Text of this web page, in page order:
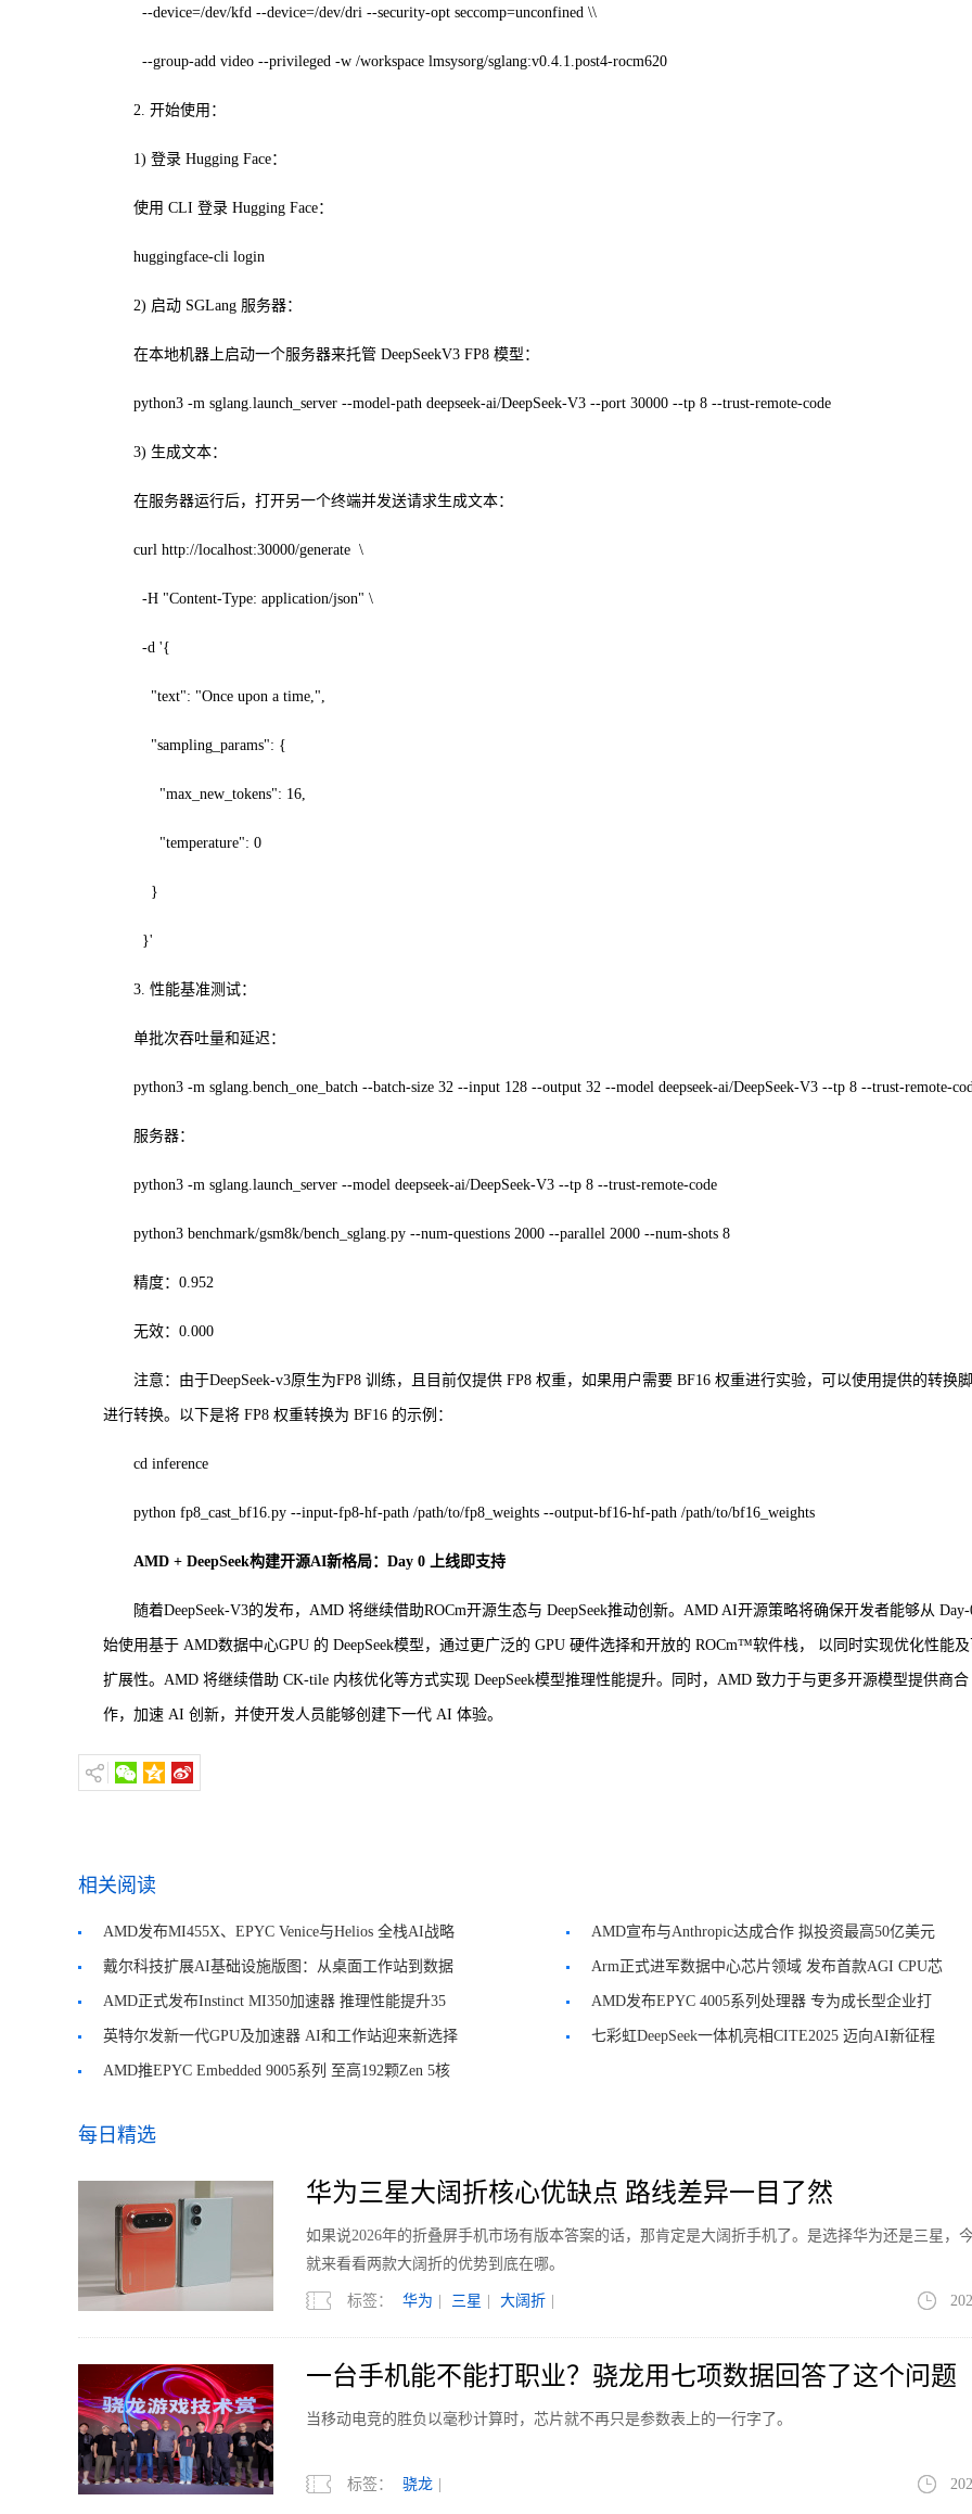
--device=/dev/kfd --device=/dev/dri --security-opt seccomp=unconfined \\
--group-add video --privileged -w /workspace lmsysorg/sglang:v0.4.1.post4-rocm620
2. 开始使用：
1) 登录 Hugging Face：
使用 CLI 登录 Hugging Face：
huggingface-cli login
2) 启动 SGLang 服务器：
在本地机器上启动一个服务器来托管 DeepSeekV3 FP8 模型：
python3 -m sglang.launch_server --model-path deepseek-ai/DeepSeek-V3 --port 30000 --tp 8 --trust-remote-code
3) 生成文本：
在服务器运行后，打开另一个终端并发送请求生成文本：
curl http://localhost:30000/generate \
-H "Content-Type: application/json" \
-d '{
"text": "Once upon a time,",
"sampling_params": {
"max_new_tokens": 16,
"temperature": 0
}
}'
3. 性能基准测试：
单批次吞吐量和延迟：
python3 -m sglang.bench_one_batch --batch-size 32 --input 128 --output 32 --model deepseek-ai/DeepSeek-V3 --tp 8 --trust-remote-
服务器：
python3 -m sglang.launch_server --model deepseek-ai/DeepSeek-V3 --tp 8 --trust-remote-code
python3 benchmark/gsm8k/bench_sglang.py --num-questions 2000 --parallel 2000 --num-shots 8
精度：0.952
无效：0.000
注意：由于DeepSeek-v3原生为FP8 训练，且目前仅提供 FP8 权重，如果用户需要 BF16 权重进行实验，可以使用提供的转换
进行转换。以下是将 FP8 权重转换为 BF16 的示例：
cd inference
python fp8_cast_bf16.py --input-fp8-hf-path /path/to/fp8_weights --output-bf16-hf-path /path/to/bf16_weights
AMD + DeepSeek构建开源AI新格局：Day 0 上线即支持
随着DeepSeek-V3的发布，AMD 将继续借助ROCm开源生态与 DeepSeek推动创新。AMD AI开源策略将确保开发者能够从
始使用基于 AMD数据中心GPU 的 DeepSeek模型，通过更广泛的 GPU 硬件选择和开放的 ROCm™软件栈， 以同时实现优化性能及
扩展性。AMD 将继续借助 CK-tile 内核优化等方式实现 DeepSeek模型推理性能提升。同时，AMD 致力于与更多开源模型提供商合
作，加速 AI 创新，并使开发人员能够创建下一代 AI 体验。
相关阅读
AMD发布MI455X、EPYC Venice与Helios 全栈AI战略
全面升级
AMD宣布与Anthropic达成合作 拟投资最高50亿美元
戴尔科技扩展AI基础设施版图：从桌面工作站到数据
中心全面覆盖
Arm正式进军数据中心芯片领域 发布首款AGI CPU芯
片
AMD正式发布Instinct MI350加速器 推理性能提升35
倍
AMD发布EPYC 4005系列处理器 专为成长型企业打
造
英特尔发新一代GPU及加速器 AI和工作站迎来新选择 七彩虹DeepSeek一体机亮相CITE2025 迈向AI新征程
AMD推EPYC Embedded 9005系列 至高192颗Zen 5核
每日精选
华为三星大阔折核心优缺点 路线差异一目了然
如果说2026年的折叠屏手机市场有版本答案的话，那肯定是大阔折手机了。是选择华为还是三星，今
就来看看两款大阔折的优势到底在哪。
标签： 华为 三星 大阔折
一台手机能不能打职业？骁龙用七项数据回答了这个问题
当移动电竞的胜负以毫秒计算时，芯片就不再只是参数表上的一行字了。
标签： 骁龙